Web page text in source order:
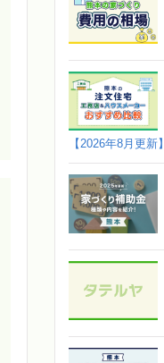
【2026年8月更新】